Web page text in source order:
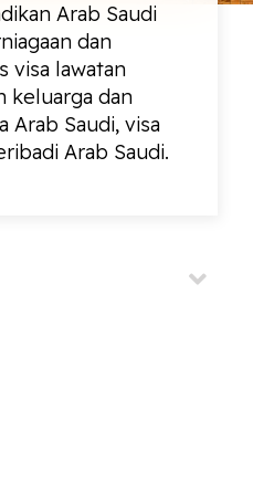
Arab Saudi
dan
visa lawatan
keluarga dan
Arab Saudi, visa
Arab Saudi.